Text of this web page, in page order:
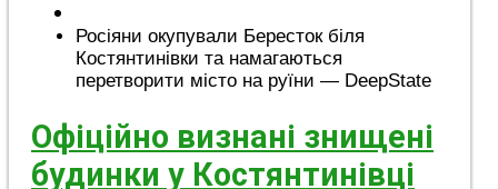
Росіяни окупували Бересток біля
Костянтинівки та намагаються
перетворити місто на руїни — DeepState
Офіційно визнані знищені
будинки у Костянтинівці